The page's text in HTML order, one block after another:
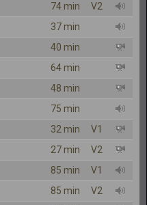
74 min
V2
37 min
40 min
64 min
48 min
75 min
32 min
V1
27 min
V2
85 min
V1
85 min
V2